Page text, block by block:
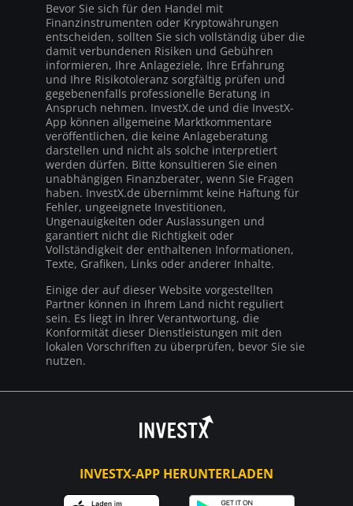
Bevor Sie sich für den Handel mit
Finanzinstrumenten oder Kryptowährungen
entscheiden, sollten Sie sich vollständig über die
damit verbundenen Risiken und Gebühren
informieren, Ihre Anlageziele, Ihre Erfahrung
und Ihre Risikotoleranz sorgfältig prüfen und
gegebenenfalls professionelle Beratung in
Anspruch nehmen. InvestX.de und die InvestX-
App können allgemeine Marktkommentare
veröffentlichen, die keine Anlageberatung
darstellen und nicht als solche interpretiert
werden dürfen. Bitte konsultieren Sie einen
unabhängigen Finanzberater, wenn Sie Fragen
haben. InvestX.de übernimmt keine Haftung für
Fehler, ungeeignete Investitionen,
Ungenauigkeiten oder Auslassungen und
garantiert nicht die Richtigkeit oder
Vollständigkeit der enthaltenen Informationen,
Texte, Grafiken, Links oder anderer Inhalte.
Einige der auf dieser Website vorgestellten
Partner können in Ihrem Land nicht reguliert
sein. Es liegt in Ihrer Verantwortung, die
Konformität dieser Dienstleistungen mit den
lokalen Vorschriften zu überprüfen, bevor Sie sie
nutzen.
INVESTX-APP HERUNTERLADEN